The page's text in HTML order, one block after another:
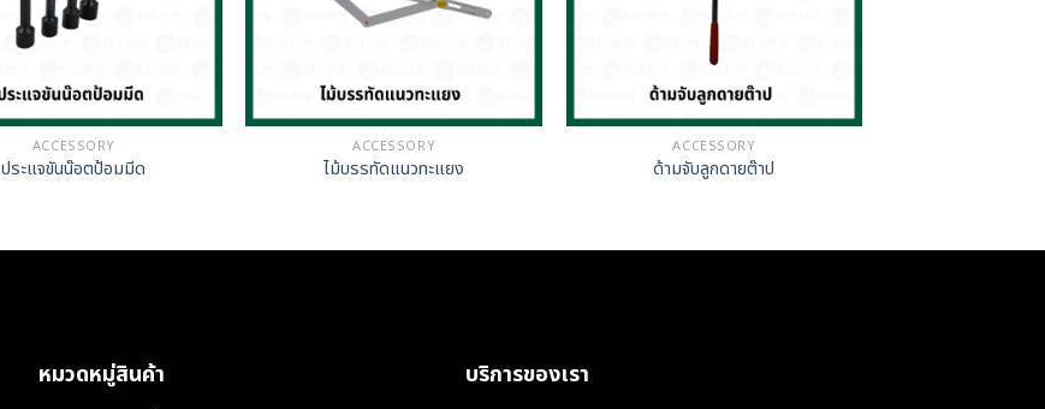
ACCESSORY
ประแจขันน๊อตป้อมมีด
ACCESSORY
ไม้บรรทัดแนวทะแยง
ACCESSORY
ด้ามจับลูกดายต๊าป
หมวดหมู่สินค้า บริการของเรา